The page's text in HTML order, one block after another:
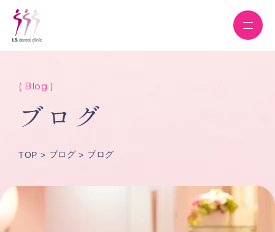
( Blog )
ブログ
TOP ブログ ブログ